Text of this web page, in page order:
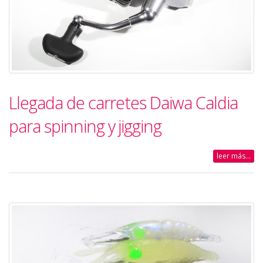
Llegada de carretes Daiwa Caldia
para spinning y jigging
leer más...